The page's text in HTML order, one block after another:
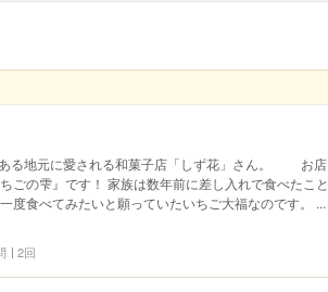
る地元に愛される和菓子店「しず花」さん。 お店
ごの雫』です！ 家族は数年前に差し入れで食べたこと
度食べてみたいと願っていたいちご大福なのです。 ...
2回